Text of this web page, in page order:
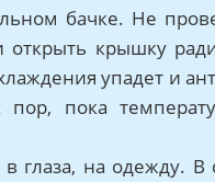
бачке. Не
крышку
упадет и
пока
глаза, на одежду. В